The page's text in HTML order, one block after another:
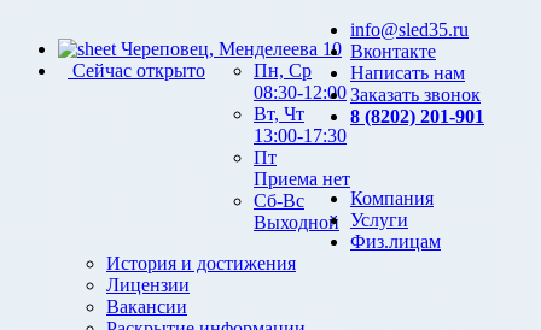
Череповец, Менделеева 10
Сейчас открыто
Пн, Ср
08:30-12:00
Вт, Чт
13:00-17:30
Пт
Приема нет
Сб-Вс
Выходной
info@sled35.ru
Вконтакте
Написать нам
Заказать звонок
8 (8202) 201-901
Компания
История и достижения
Лицензии
Вакансии
Услуги
Физ.лицам